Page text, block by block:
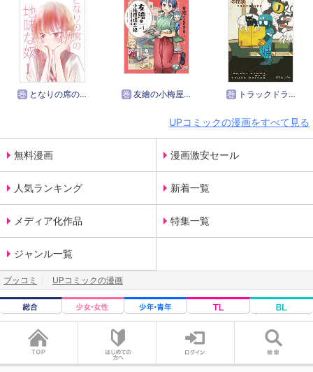
巻 となりの席の地味な奴 巻 友繪の小梅屋備忘録 巻トラックドライバーの怪談
UPコミックの漫画をすべて見る
無料漫画 漫画激安セール
人気ランキング 新着一覧
メディア化作品 特集一覧
ジャンル一覧
ブッコミ UPコミックの漫画